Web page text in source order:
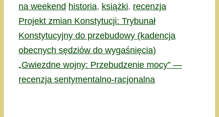
Kategorie
na weekend Tagi
historia, książki, recenzja
Projekt zmian Konstytucji: Trybunał
Konstytucyjny do przebudowy (kadencja
obecnych sędziów do wygaśnięcia)
„Gwiezdne wojny: Przebudzenie mocy” —
recenzja sentymentalno-racjonalna